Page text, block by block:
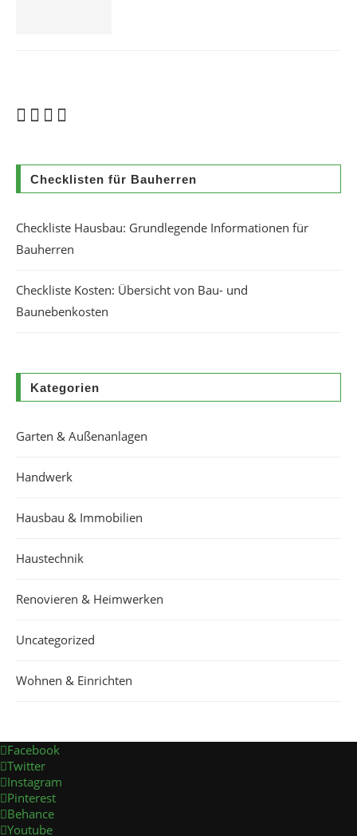
Checklisten für Bauherren
Checkliste Hausbau: Grundlegende Informationen für
Bauherren
Checkliste Kosten: Übersicht von Bau- und
Baunebenkosten
Kategorien
Garten & Außenanlagen
Handwerk
Hausbau & Immobilien
Haustechnik
Renovieren & Heimwerken
Uncategorized
Wohnen & Einrichten
Facebook
Twitter
Instagram
Pinterest
Behance
Youtube